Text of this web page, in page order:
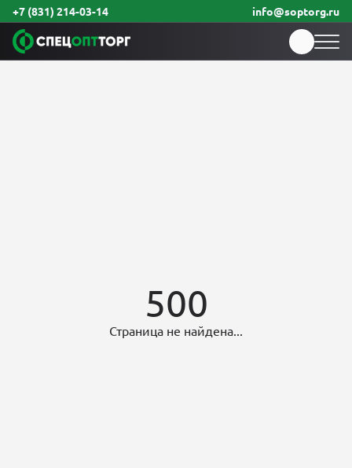
+7 (831) 214-03-14 info@soptorg.ru
500
Страница не найдена...